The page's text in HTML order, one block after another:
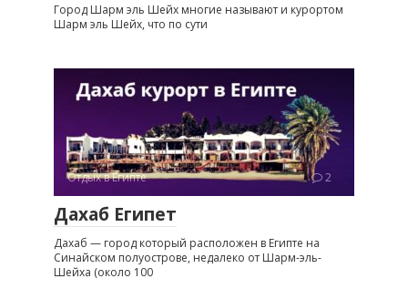
Город Шарм эль Шейх многие называют и курортом
Шарм эль Шейх, что по сути
Отдых в Египте 2
Дахаб Египет
Дахаб — город который расположен в Египте на
Синайском полуострове, недалеко от Шарм-эль-
Шейха (около 100